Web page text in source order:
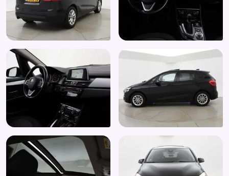
Ruitensproeiers verwarmbaar
Sportonderstel
Sportstoelen
Start/stop systeem
Stuurbekrachtiging
Stuurbekrachtiging snelheidsafhankelijk
Stuurwiel multifunctioneel
Zij airbag(s) voor